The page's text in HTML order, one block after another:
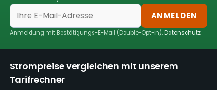
ANMELDEN
Anmeldung mit Bestätigungs-E-Mail (Double-Opt-in).Datenschutz
Strompreise vergleichen mit unserem
Tarifrechner